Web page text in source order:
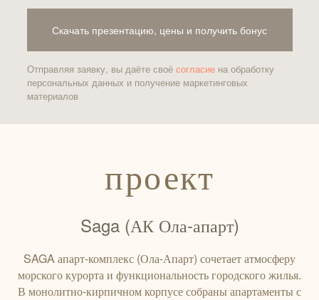
Скачать презентацию, цены и получить бонус
Отправляя заявку, вы даёте своё согласиена обработку
персональных данных и получение маркетинговых
материалов
проект
Saga (АК Ола-апарт)
SAGA апарт-комплекс (Ола-Апарт) сочетает атмосферу
морского курорта и функциональность городского жилья.
В монолитно‑кирпичном корпусе собраны апартаменты с